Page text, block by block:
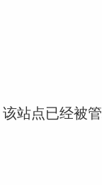
站点已经被